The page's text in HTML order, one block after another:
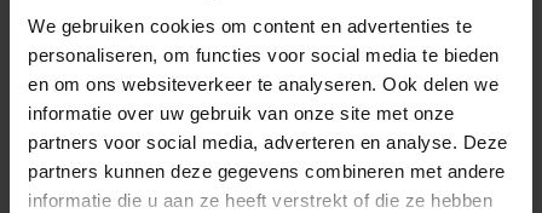
We gebruiken cookies om content en advertenties te
personaliseren, om functies voor social media te bieden
en om ons websiteverkeer te analyseren. Ook delen we
informatie over uw gebruik van onze site met onze
partners voor social media, adverteren en analyse. Deze
partners kunnen deze gegevens combineren met andere
informatie die u aan ze heeft verstrekt of die ze hebben